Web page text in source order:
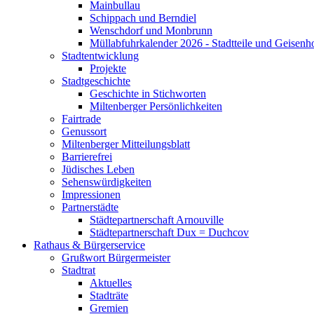
Mainbullau
Schippach und Berndiel
Wenschdorf und Monbrunn
Müllabfuhrkalender 2026 - Stadtteile und
Stadtentwicklung
Projekte
Stadtgeschichte
Geschichte in Stichworten
Miltenberger Persönlichkeiten
Fairtrade
Genussort
Miltenberger Mitteilungsblatt
Barrierefrei
Jüdisches Leben
Sehenswürdigkeiten
Impressionen
Partnerstädte
Städtepartnerschaft Arnouville
Städtepartnerschaft Dux = Duchcov
Rathaus & Bürgerservice
Grußwort Bürgermeister
Stadtrat
Aktuelles
Stadträte
Gremien